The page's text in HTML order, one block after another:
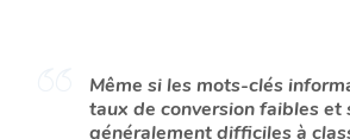
Même si les mots-clés
taux de conversion faibles et
généralement difficiles à